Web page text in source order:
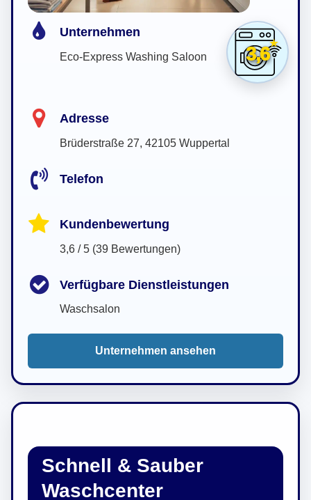
3,6
Unternehmen
Eco-Express Washing Saloon
Adresse
Brüderstraße 27, 42105 Wuppertal
Telefon
Kundenbewertung
3,6 / 5 (39 Bewertungen)
Verfügbare Dienstleistungen
Waschsalon
Unternehmen ansehen
Schnell & Sauber
Waschcenter